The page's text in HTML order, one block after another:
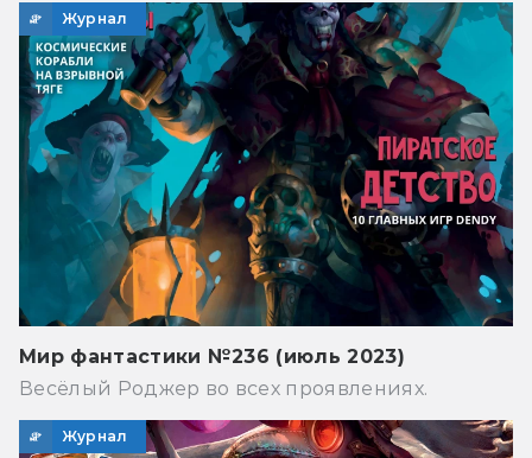
Журнал
Мир фантастики №236 (июль 2023)
Весёлый Роджер во всех проявлениях.
Журнал